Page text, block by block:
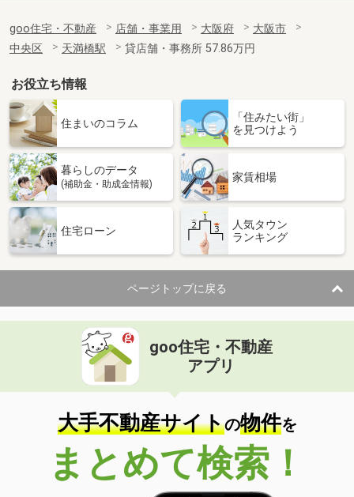
goo住宅・不動産 店舗・事業用 大阪府
大阪市
中央区
天満橋駅 貸店舗・事務所 57.86万円
お役立ち情報
住まいのコラム
「住みたい街」
を見つけよう
暮らしのデータ
(補助金・助成金情報)
家賃相場
住宅ローン
人気タウン
ランキング
ページトップに戻る
goo住宅・不動産
アプリ
大手不動産サイトの物件を
まとめて検索！